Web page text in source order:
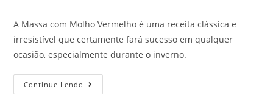
A Massa com Molho Vermelho é uma receita clássica e
irresistível que certamente fará sucesso em qualquer
ocasião, especialmente durante o inverno.
Continue Lendo